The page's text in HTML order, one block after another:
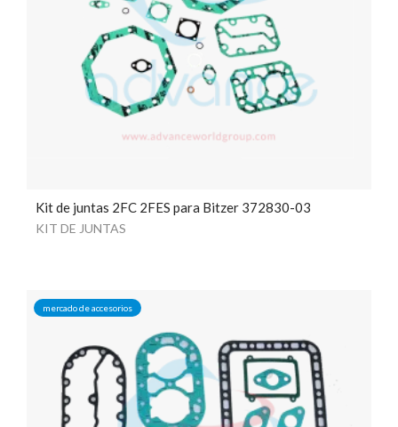
Kit de juntas 2FC 2FES para Bitzer 372830-03
KIT DE JUNTAS
mercado de accesorios